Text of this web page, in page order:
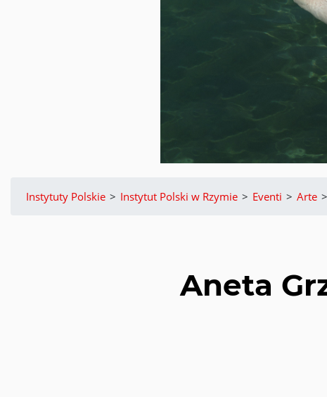
Instytuty Polskie > Instytut Polski w Rzymie > Eventi > Arte >
Aneta